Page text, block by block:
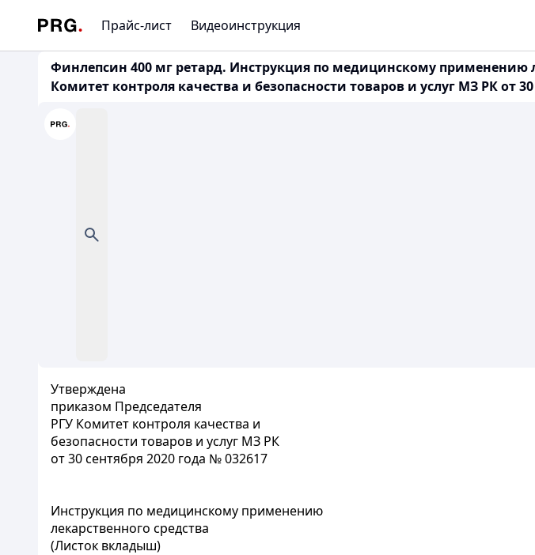
Прайс-лист Видеоинструкция
Финлепсин 400 мг ретард. Инструкция по медицинскому применению
Комитет контроля качества и безопасности товаров и услуг МЗ РК от
Утверждена
приказом Председателя
РГУ Комитет контроля качества и
безопасности товаров и услуг МЗ РК
от 30 сентября 2020 года № 032617
Инструкция по медицинскому применению
лекарственного средства
(Листок вкладыш)